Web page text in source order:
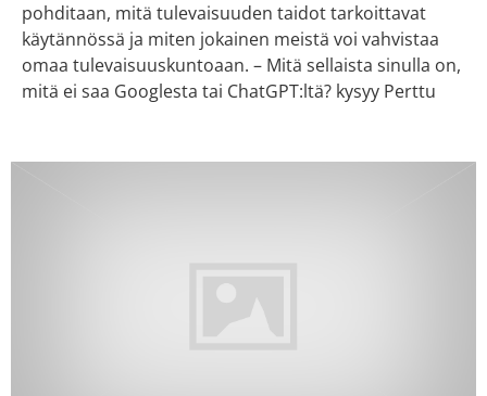
pohditaan, mitä tulevaisuuden taidot tarkoittavat
käytännössä ja miten jokainen meistä voi vahvistaa
omaa tulevaisuuskuntoaan. – Mitä sellaista sinulla on,
mitä ei saa Googlesta tai ChatGPT:ltä? kysyy Perttu